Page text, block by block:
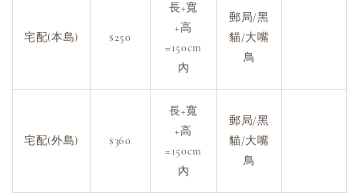
宅配(本島) $250
長+寬
+高
=150cm
內
郵局/黑
貓/大嘴
鳥
宅配(外島) $360
長+寬
+高
=150cm
內
郵局/黑
貓/大嘴
鳥